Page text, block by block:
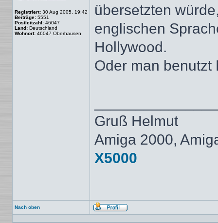
Registriert: 30 Aug 2005, 19:42
Beiträge: 5551
Postleitzahl: 46047
Land: Deutschland
Wohnort: 46047 Oberhausen
übersetzten
englischen
Hollywood.
Oder man
Gruß Helmut
Amiga 2000,
X5000
Nach oben
Profil